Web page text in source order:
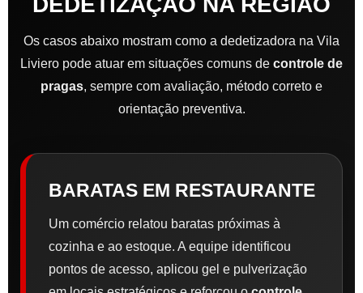
Os casos abaixo mostram como a dedetizadora na Vila
Liviero pode atuar em situações comuns de controle de
pragas, sempre com avaliação, método correto e
orientação preventiva.
BARATAS EM RESTAURANTE
Um comércio relatou baratas próximas à
cozinha e ao estoque. A equipe identificou
pontos de acesso, aplicou gel e pulverização